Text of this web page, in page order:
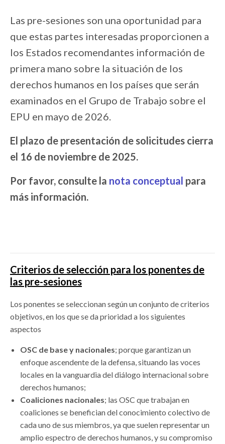
Las pre-sesiones son una oportunidad para
que estas partes interesadas proporcionen a
los Estados recomendantes información de
primera mano sobre la situación de los
derechos humanos en los países que serán
examinados en el Grupo de Trabajo sobre el
EPU en mayo de 2026.
El plazo de presentación de solicitudes cierra
el 16 de noviembre de 2025.
Por favor, consulte la nota conceptual para
más información.
Criterios de selección para los ponentes de
las pre-sesiones
Los ponentes se seleccionan según un conjunto de criterios
objetivos, en los que se da prioridad a los siguientes
aspectos
OSC de base y nacionales; porque garantizan un
enfoque ascendente de la defensa, situando las voces
locales en la vanguardia del diálogo internacional sobre
derechos humanos;
Coaliciones nacionales; las OSC que trabajan en
coaliciones se benefician del conocimiento colectivo de
cada uno de sus miembros, ya que suelen representar un
amplio espectro de derechos humanos, y su compromiso